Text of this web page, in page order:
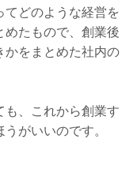
てどのような経営を
めたもので、創業後
かをまとめた社内の
も、これから創業す
がいいのです。